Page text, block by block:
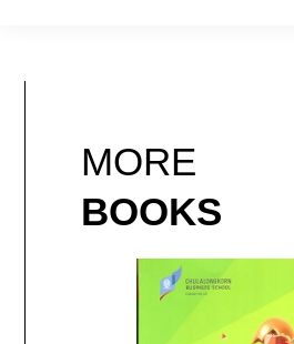
MORE
BOOKS